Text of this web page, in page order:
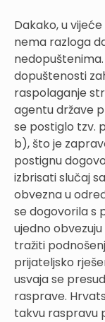
Dakako, u
nema razloga
dopuštenosti
raspolaganje
agentu države
se postiglo tzv.
b), što je
postignu
izbrisati slučaj
obvezna u
se dogovorila s
ujedno
tražiti
prijateljsko
usvaja se
rasprave.
takvu raspravu